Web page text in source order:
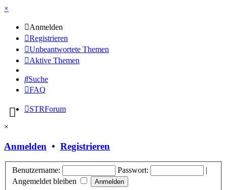
×
Anmelden
Registrieren
Unbeantwortete Themen
Aktive Themen
Suche
FAQ
STRForum
×
Anmelden • Registrieren
Benutzername: Passwort:
|
Angemeldet bleiben